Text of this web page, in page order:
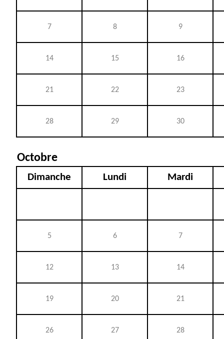
7 8 9
14 15 16
21 22 23
28 29 30
Octobre
Dimanche Lundi Mardi
5 6 7
12 13 14
19 20 21
26 27 28